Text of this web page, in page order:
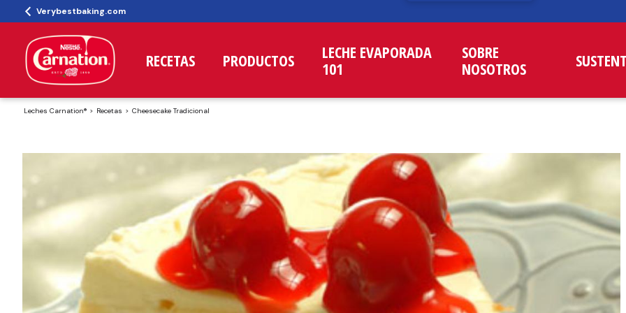
Verybestbaking.com
RECETAS PRODUCTOS
LECHE EVAPORADA
101
SOBRE
NOSOTROS
Leches Carnation® Recetas Cheesecake Tradicional